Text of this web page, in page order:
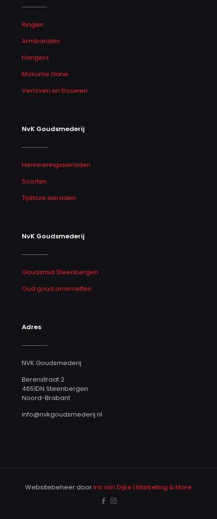
Ringen
Armbanden
Hangers
Mokume Gane
Verloven en trouwen
NvK Goudsmederij
Herinneringssieraden
Soorten
Tijdloze sieraden
NvK Goudsmederij
Goudsmid Steenbergen
Oud goud omsmelten
Adres
NVK Goudsmederij
Berenstraat 2
4651DN Steenbergen
Noord-Brabant
info@nvkgoudsmederij.nl
Websitebeheer doorIris van Dijke | Marketing & More